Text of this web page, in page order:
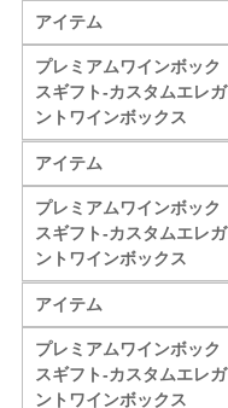
アイテム
プレミアムワインボック
スギフト-カスタムエレガ
ントワインボックス
アイテム
プレミアムワインボック
スギフト-カスタムエレガ
ントワインボックス
アイテム
プレミアムワインボック
スギフト-カスタムエレガ
ントワインボックス